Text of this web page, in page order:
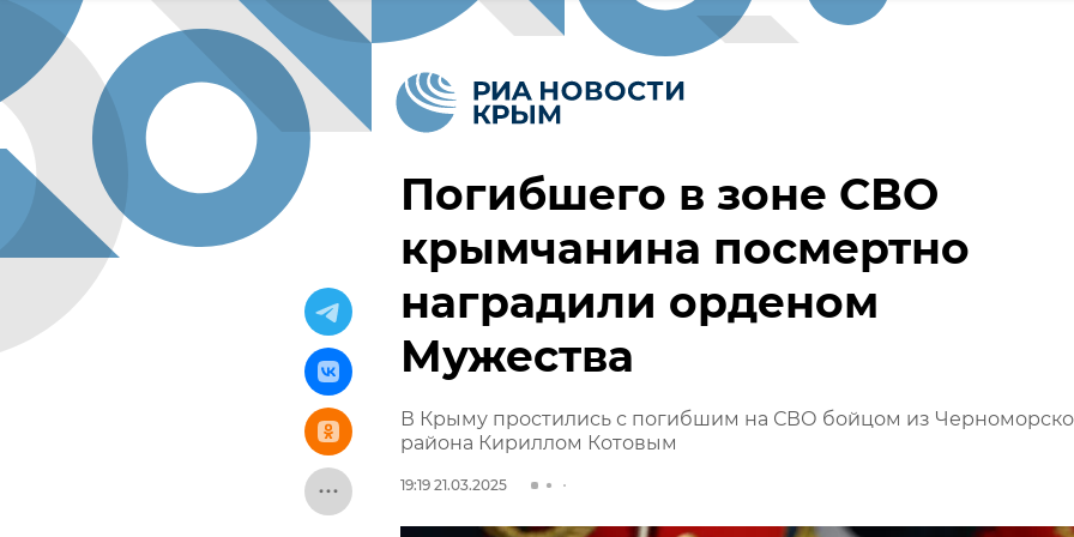
Погибшего в зоне СВО
крымчанина посмертно
наградили орденом
Мужества
В Крыму простились с погибшим на СВО бойцом из
района Кириллом Котовым
19:19 21.03.2025